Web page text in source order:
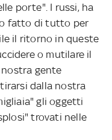
porte". I russi, ha
fatto di tutto per
il ritorno in queste
o mutilare il
gente
dalla nostra
gli oggetti
trovati nelle